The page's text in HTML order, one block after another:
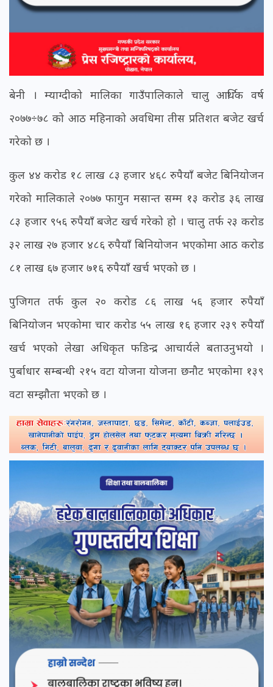
बेनी । म्याग्दीको मालिका गाउँपालिकाले चालु आर्थिक वर्ष
२०७७÷७८ को आठ महिनाको अवधिमा तीस प्रतिशत बजेट खर्च
गरेको छ ।
कुल ४४ करोड १८ लाख ८३ हजार ४६८ रुपैयाँ बजेट बिनियोजन
गरेको मालिकाले २०७७ फागुन मसान्त सम्म १३ करोड ३६ लाख
८३ हजार ९५६ रुपैयाँ बजेट खर्च गरेको हो । चालु तर्फ २३ करोड
३२ लाख २७ हजार ४८६ रुपैयाँ बिनियोजन भएकोमा आठ करोड
८१ लाख ६७ हजार ७१६ रुपैयाँ खर्च भएको छ ।
पुजिगत तर्फ कुल २० करोड ८६ लाख ५६ हजार रुपैयाँ
बिनियोजन भएकोमा चार करोड ५५ लाख १६ हजार २३९ रुपैयाँ
खर्च भएको लेखा अधिकृत फडिन्द्र आचार्यले बताउनुभयो ।
पुर्बाधार सम्बन्धी २१५ वटा योजना योजना छनौट भएकोमा १३९
वटा सम्झौता भएको छ ।